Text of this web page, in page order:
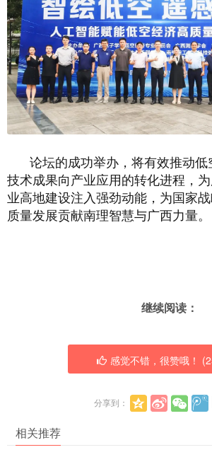
论坛的成功举办，将有效推动
技术成果向产业应用的转化进程，
业高地建设注入强劲动能，为国家
质量发展贡献南理智慧与广西力量。
继续阅读：
感觉不错，很赞哦！ (
分享到：
相关推荐